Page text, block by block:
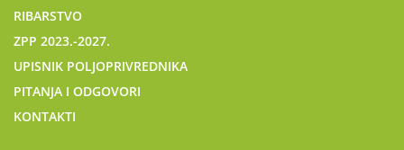
RIBARSTVO
ZPP 2023.-2027.
UPISNIK POLJOPRIVREDNIKA
PITANJA I ODGOVORI
KONTAKTI